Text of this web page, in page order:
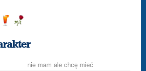
drinka
różę
nie mam ale chcę mieć